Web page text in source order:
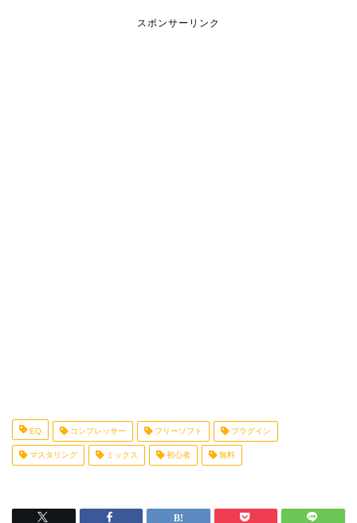
スポンサーリンク
EQ コンプレッサー フリーソフト プラグイン
マスタリング ミックス 初心者 無料